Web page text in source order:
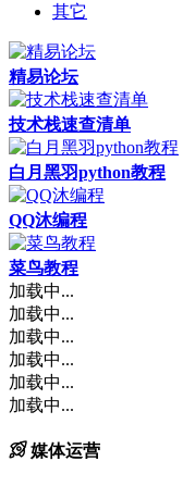
其它
精易论坛
技术栈速查清单
白月黑羽python教程
QQ沐编程
菜鸟教程
加载中...
加载中...
加载中...
加载中...
加载中...
加载中...
媒体运营